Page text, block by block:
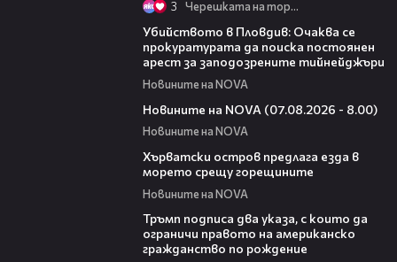
3 Черешката на тортата
Убийството в Пловдив: Очаква се
прокуратурата да поиска постоянен
арест за заподозрените тийнейджъри
Новините на NOVA
Новините на NOVA (07.08.2026 - 8.00)
Новините на NOVA
Хърватски остров предлага езда в
морето срещу горещините
Новините на NOVA
Тръмп подписа два указа, с които да
ограничи правото на американско
гражданство по рождение